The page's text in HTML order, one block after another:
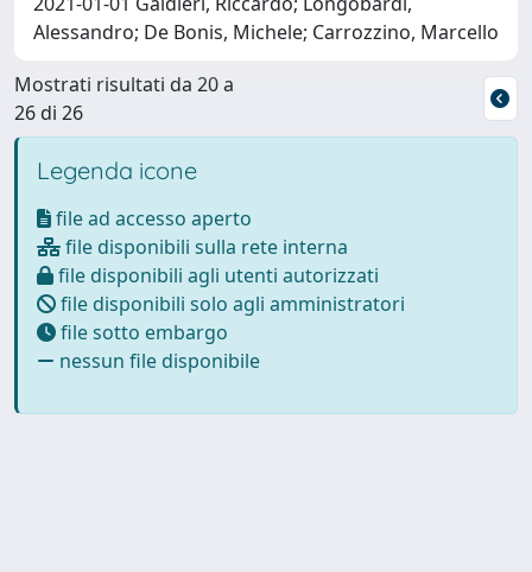
Alessandro; De Bonis, Michele; Carrozzino, Marcello
Mostrati risultati da 20 a
26 di 26
Legenda icone
file ad accesso aperto
file disponibili sulla rete interna
file disponibili agli utenti autorizzati
file disponibili solo agli amministratori
file sotto embargo
nessun file disponibile